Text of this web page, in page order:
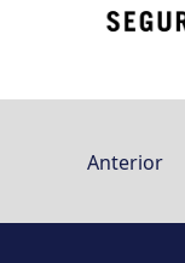
Anterior